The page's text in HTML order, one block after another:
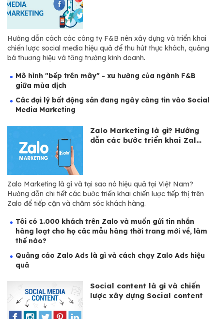
Hướng dẫn cách các công ty F&B nên xây dựng và triển khai
chiến lược social media hiệu quả để thu hút thực khách, quảng
bá thương hiệu và tăng trưởng kinh doanh.
Mô hình "bếp trên mây" - xu hướng của ngành F&B
giữa mùa dịch
Các đại lý bất động sản đang ngày càng tin vào Social
Media Marketing
Zalo Marketing là gì? Hướng
dẫn các bước triển khai Zalo
Zalo Marketing là gì và tại sao nó hiệu quả tại Việt Nam?
Hướng dẫn chi tiết các bước triển khai chiến lược tiếp thị trên
Zalo để tiếp cận và chăm sóc khách hàng.
Tôi có 1.000 khách trên Zalo và muốn gửi tin nhắn
hàng loạt cho họ các mẫu hàng thời trang mới về, làm
thế nào?
Quảng cáo Zalo Ads là gì và cách chạy Zalo Ads hiệu
quả
Social content là gì và chiến
lược xây dựng Social content